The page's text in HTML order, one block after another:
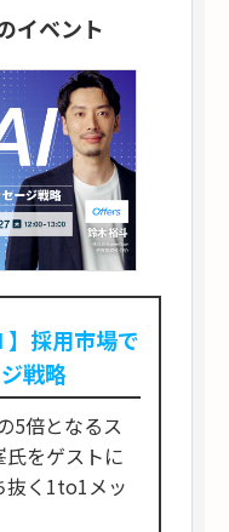
イベント
】採用市場で
戦略
5倍となるス
をゲストに
抜く1to1メッ